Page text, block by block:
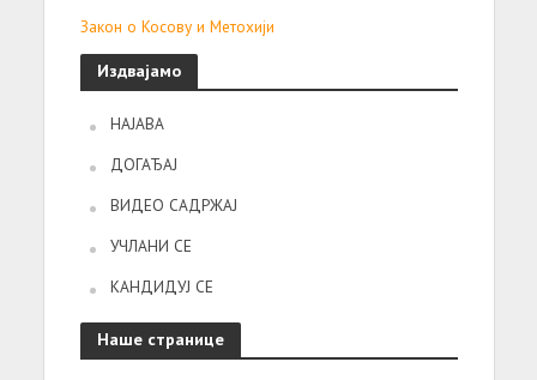
Закон о Косову и Метохији
Издвајамо
НАЈАВА
ДОГАЂАЈ
ВИДЕО САДРЖАЈ
УЧЛАНИ СЕ
КАНДИДУЈ СЕ
Наше странице